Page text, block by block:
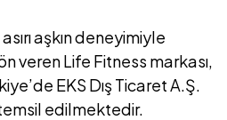
aşkın deneyimiyle
veren Life Fitness markası,
EKS Dış Ticaret A.Ş.
edilmektedir.